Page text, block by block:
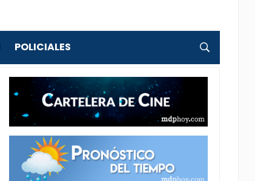
POLICIALES